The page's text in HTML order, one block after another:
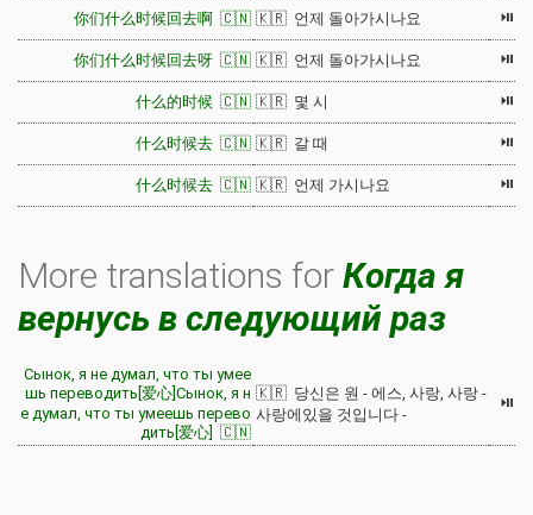
你们什么时候回去啊 🇨🇳 🇰🇷 언제 돌아가시나요 ⏯
你们什么时候回去呀 🇨🇳 🇰🇷 언제 돌아가시나요 ⏯
什么的时候 🇨🇳 🇰🇷 몇 시 ⏯
什么时候去 🇨🇳 🇰🇷 갈 때 ⏯
什么时候去 🇨🇳 🇰🇷 언제 가시나요 ⏯
More translations for Когда я
вернусь в следующий раз
Сынок, я не думал, что ты умее
шь переводить[爱心]Сынок, я н
е думал, что ты умеешь перево
дить[爱心] 🇨🇳
🇰🇷 당신은 원 - 에스, 사랑, 사랑 -
사랑에있을 것입니다 -
⏯